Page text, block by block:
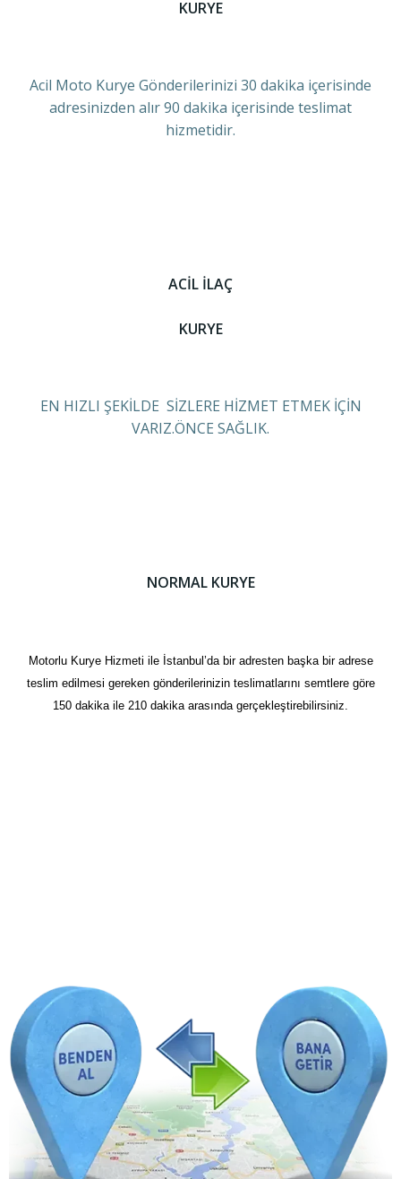
KURYE
Acil Moto Kurye Gönderilerinizi 30 dakika içerisinde
adresinizden alır 90 dakika içerisinde teslimat
hizmetidir.
ACİL İLAÇ
KURYE
EN HIZLI ŞEKİLDE SİZLERE HİZMET ETMEK İÇİN
VARIZ.ÖNCE SAĞLIK.
NORMAL KURYE
Motorlu Kurye Hizmeti ile İstanbul’da bir adresten başka bir adrese
teslim edilmesi gereken gönderilerinizin teslimatlarını semtlere göre
150 dakika ile 210 dakika arasında gerçekleştirebilirsiniz.